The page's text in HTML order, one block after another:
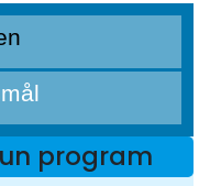
program